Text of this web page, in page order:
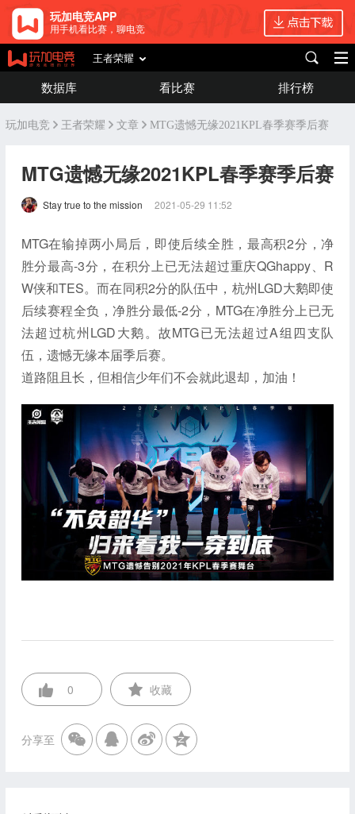
玩加电竞APP
用手机看比赛，聊电竞
王者荣耀
数据库 看比赛 排行榜
玩加电竞 王者荣耀 文章 MTG遗憾无缘2021KPL春季赛季后赛
MTG遗憾无缘2021KPL春季赛季后赛
Stay true to the mission 2021-05-29 11:52
MTG在输掉两小局后，即使后续全胜，最高积2分，净
胜分最高-3分，在积分上已无法超过重庆QGhappy、R
W侠和TES。而在同积2分的队伍中，杭州LGD大鹅即使
后续赛程全负，净胜分最低-2分，MTG在净胜分上已无
法超过杭州LGD大鹅。故MTG已无法超过A组四支队
伍，遗憾无缘本届季后赛。
道路阻且长，但相信少年们不会就此退却，加油！
0 收藏
分享至